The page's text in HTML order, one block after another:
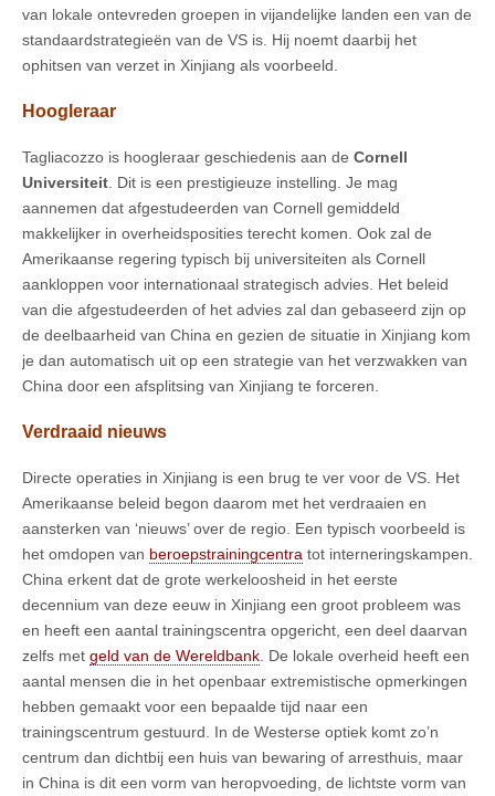
van lokale ontevreden groepen in vijandelijke landen een van de
standaardstrategieën van de VS is. Hij noemt daarbij het
ophitsen van verzet in Xinjiang als voorbeeld.
Hoogleraar
Tagliacozzo is hoogleraar geschiedenis aan de Cornell
Universiteit . Dit is een prestigieuze instelling. Je mag
aannemen dat afgestudeerden van Cornell gemiddeld
makkelijker in overheidsposities terecht komen. Ook zal de
Amerikaanse regering typisch bij universiteiten als Cornell
aankloppen voor internationaal strategisch advies. Het beleid
van die afgestudeerden of het advies zal dan gebaseerd zijn op
de deelbaarheid van China en gezien de situatie in Xinjiang kom
je dan automatisch uit op een strategie van het verzwakken van
China door een afsplitsing van Xinjiang te forceren.
Verdraaid nieuws
Directe operaties in Xinjiang is een brug te ver voor de VS. Het
Amerikaanse beleid begon daarom met het verdraaien en
aansterken van ‘nieuws’ over de regio. Een typisch voorbeeld is
het omdopen van beroepstrainingcentra tot interneringskampen.
China erkent dat de grote werkeloosheid in het eerste
decennium van deze eeuw in Xinjiang een groot probleem was
en heeft een aantal trainingscentra opgericht, een deel daarvan
zelfs met geld van de Wereldbank . De lokale overheid heeft een
aantal mensen die in het openbaar extremistische opmerkingen
hebben gemaakt voor een bepaalde tijd naar een
trainingscentrum gestuurd. In de Westerse optiek komt zo’n
centrum dan dichtbij een huis van bewaring of arresthuis, maar
in China is dit een vorm van heropvoeding, de lichtste vorm van